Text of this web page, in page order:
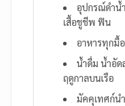
อุปกรณ์ดำน้
เสื้อชูชีพ ฟิน
อาหารทุกมื้อ
น้ำดื่ม น้ำอัด
ฤดูกาลบนเรือ
มัคคุเทศก์น